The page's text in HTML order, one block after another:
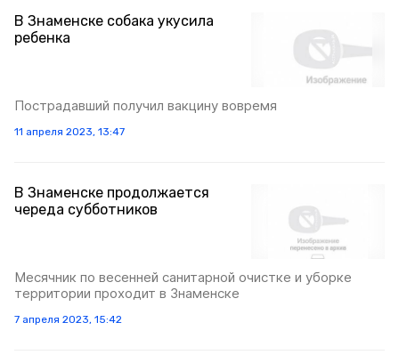
В Знаменске собака укусила
ребенка
Пострадавший получил вакцину вовремя
11 апреля 2023, 13:47
В Знаменске продолжается
череда субботников
Месячник по весенней санитарной очистке и уборке
территории проходит в Знаменске
7 апреля 2023, 15:42